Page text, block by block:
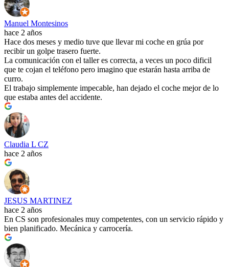
Manuel Montesinos
hace 2 años
Hace dos meses y medio tuve que llevar mi coche en grúa por
recibir un golpe trasero fuerte.
La comunicación con el taller es correcta, a veces un poco dificil
que te cojan el teléfono pero imagino que estarán hasta arriba de
curro.
El trabajo simplemente impecable, han dejado el coche mejor de lo
que estaba antes del accidente.
Claudia L CZ
hace 2 años
JESUS MARTINEZ
hace 2 años
En CS son profesionales muy competentes, con un servicio rápido y
bien planificado. Mecánica y carrocería.